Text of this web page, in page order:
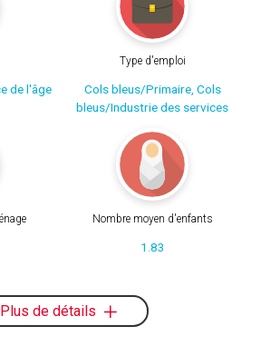
de l'âge
Type d'emploi
Cols bleus/Primaire, Cols
bleus/Industrie des services
Nombre moyen d'enfants
1.83
Plus de détails